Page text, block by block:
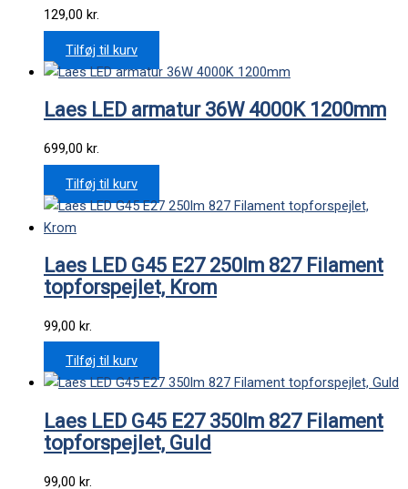
129,00 kr.
Tilføj til kurv
Laes LED armatur 36W 4000K 1200mm
699,00 kr.
Tilføj til kurv
Laes LED G45 E27 250lm 827 Filament
topforspejlet, Krom
99,00 kr.
Tilføj til kurv
Laes LED G45 E27 350lm 827 Filament
topforspejlet, Guld
99,00 kr.